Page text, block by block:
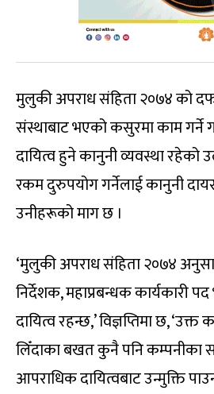
मुलुकी अपराध संहिता २०७४ को
संस्थाबाट भएको कसुरमा काम
दायित्व हुने कानुनी व्यवस्था रहेको
रकम दुरुपयोग गर्नेलाई कानुनी
उनीहरूको माग छ ।
‘मुलुकी अपराध संहिता २०७४
निर्देशक, महाप्रबन्धक कार्यकारी
दायित्व रहन्छ,’ विज्ञप्तिमा छ,
लिँदाका बखत कुनै पनि कम्पनीका
आपराधिक दायित्वबाट उन्मुक्ति